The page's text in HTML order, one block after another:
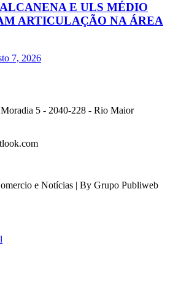
E ULS MÉDIO
ARTICULAÇÃO NA ÁREA
7, 2026
5 - 2040-228 - Rio Maior
e Notícias | By Grupo Publiweb